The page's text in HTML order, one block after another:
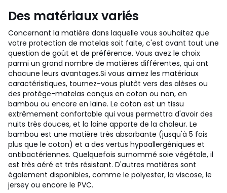
Des matériaux variés
Concernant la matière dans laquelle vous souhaitez que
votre protection de matelas soit faite, c'est avant tout une
question de goût et de préférence. Vous avez le choix
parmi un grand nombre de matières différentes, qui ont
chacune leurs avantages.Si vous aimez les matériaux
caractéristiques, tournez-vous plutôt vers des alèses ou
des protège-matelas conçus en coton ou non, en
bambou ou encore en laine. Le coton est un tissu
extrêmement confortable qui vous permettra d'avoir des
nuits très douces, et la laine apporte de la chaleur. Le
bambou est une matière très absorbante (jusqu'à 5 fois
plus que le coton) et a des vertus hypoallergéniques et
antibactériennes. Quelquefois surnommé soie végétale, il
est très aéré et très résistant. D'autres matières sont
également disponibles, comme le polyester, la viscose, le
jersey ou encore le PVC.